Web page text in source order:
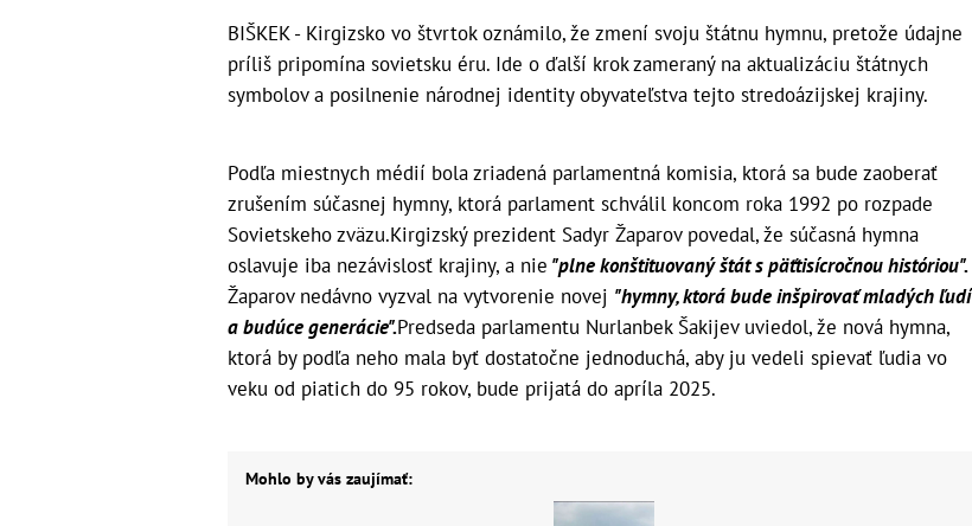
BIŠKEK - Kirgizsko vo štvrtok oznámilo, že zmení svoju štátnu hymnu, pretože údajne
príliš pripomína sovietsku éru. Ide o ďalší krok zameraný na aktualizáciu štátnych
symbolov a posilnenie národnej identity obyvateľstva tejto stredoázijskej krajiny.
Podľa miestnych médií bola zriadená parlamentná komisia, ktorá sa bude zaoberať
zrušením súčasnej hymny, ktorá parlament schválil koncom roka 1992 po rozpade
Sovietskeho zväzu.Kirgizský prezident Sadyr Žaparov povedal, že súčasná hymna
oslavuje iba nezávislosť krajiny, a nie "plne konštituovaný štát s päťtisícročnou históriou".
Žaparov nedávno vyzval na vytvorenie novej "hymny, ktorá bude inšpirovať mladých ľudí
a budúce generácie".Predseda parlamentu Nurlanbek Šakijev uviedol, že nová hymna,
ktorá by podľa neho mala byť dostatočne jednoduchá, aby ju vedeli spievať ľudia vo
veku od piatich do 95 rokov, bude prijatá do apríla 2025.
Mohlo by vás zaujímať: